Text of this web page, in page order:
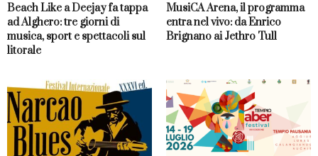
Beach Like a Deejay fa tappa
ad Alghero: tre giorni di
musica, sport e spettacoli sul
litorale
MusiCA Arena, il programma
entra nel vivo: da Enrico
Brignano ai Jethro Tull